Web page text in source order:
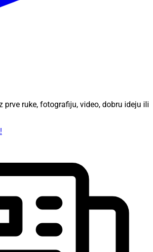
prve ruke, fotografiju, video, dobru ideju ili